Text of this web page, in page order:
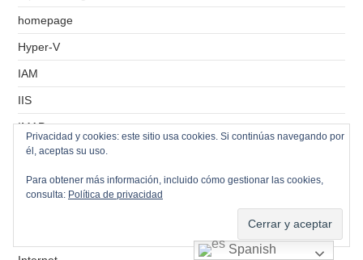
homepage
Hyper-V
IAM
IIS
IMAP
IMAPS
Informes
Spanish
Privacidad y cookies: este sitio usa cookies. Si continúas navegando por
él, aceptas su uso.
Para obtener más información, incluido cómo gestionar las cookies,
consulta: Política de privacidad